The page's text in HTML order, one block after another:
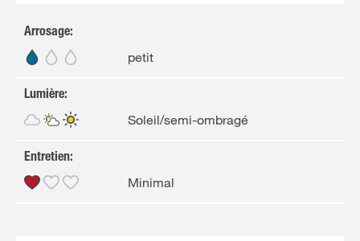
Arrosage:
petit
Lumière:
Soleil/semi-ombragé
Entretien:
Minimal